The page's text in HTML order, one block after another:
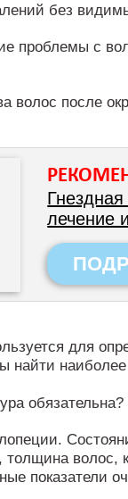
без
проблемы с
волос после
лечение
для
найти
обязательна?
толщина волос,
показатели